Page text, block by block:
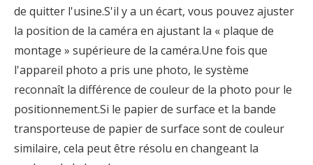
de quitter l'usine.S'il y a un écart, vous pouvez ajuster
la position de la caméra en ajustant la « plaque de
montage » supérieure de la caméra.Une fois que
l'appareil photo a pris une photo, le système
reconnaît la différence de couleur de la photo pour le
positionnement.Si le papier de surface et la bande
transporteuse de papier de surface sont de couleur
similaire, cela peut être résolu en changeant la